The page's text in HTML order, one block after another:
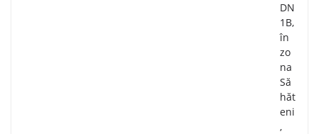
DN
1B,
în
zo
na
Să
hăt
eni
,